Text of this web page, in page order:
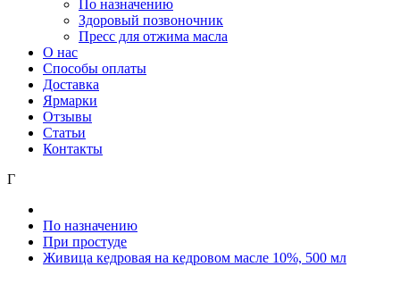
По назначению
Здоровый позвоночник
Пресс для отжима масла
О нас
Способы оплаты
Доставка
Ярмарки
Отзывы
Статьи
Контакты
Г
По назначению
При простуде
Живица кедровая на кедровом масле 10%, 500 мл